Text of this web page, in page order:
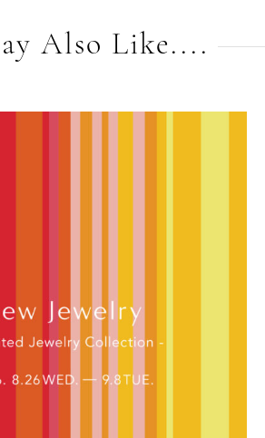
Also Like....